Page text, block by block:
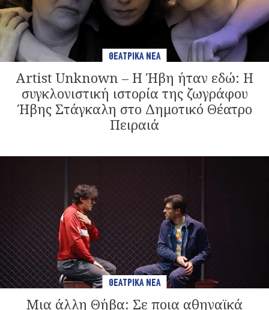
ΘΕΑΤΡΙΚΑ ΝΕΑ
Artist Unknown – Η Ήβη ήταν εδώ: Η
συγκλονιστική ιστορία της ζωγράφου
Ήβης Στάγκαλη στο Δημοτικό Θέατρο
Πειραιά
ΘΕΑΤΡΙΚΑ ΝΕΑ
Μια άλλη Θήβα: Σε ποια αθηναϊκά